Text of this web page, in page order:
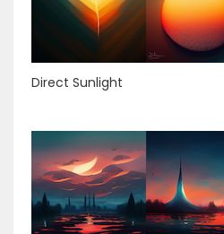
Direct Sunlight